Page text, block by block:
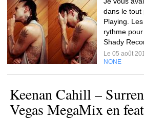
dans le tout
Playing.
rythme
Shady
Le 05 août
NONE
Keenan Cahill –
Vegas MegaMix en